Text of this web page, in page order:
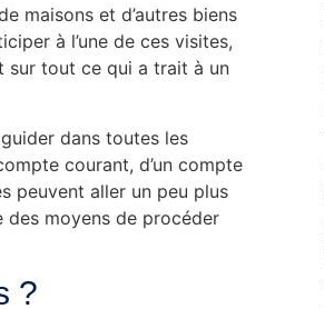
maisons et d’autres biens
à l’une de ces visites,
sur tout ce qui a trait à un
dans toutes les
courant, d’un compte
peuvent aller un peu plus
des moyens de procéder
?